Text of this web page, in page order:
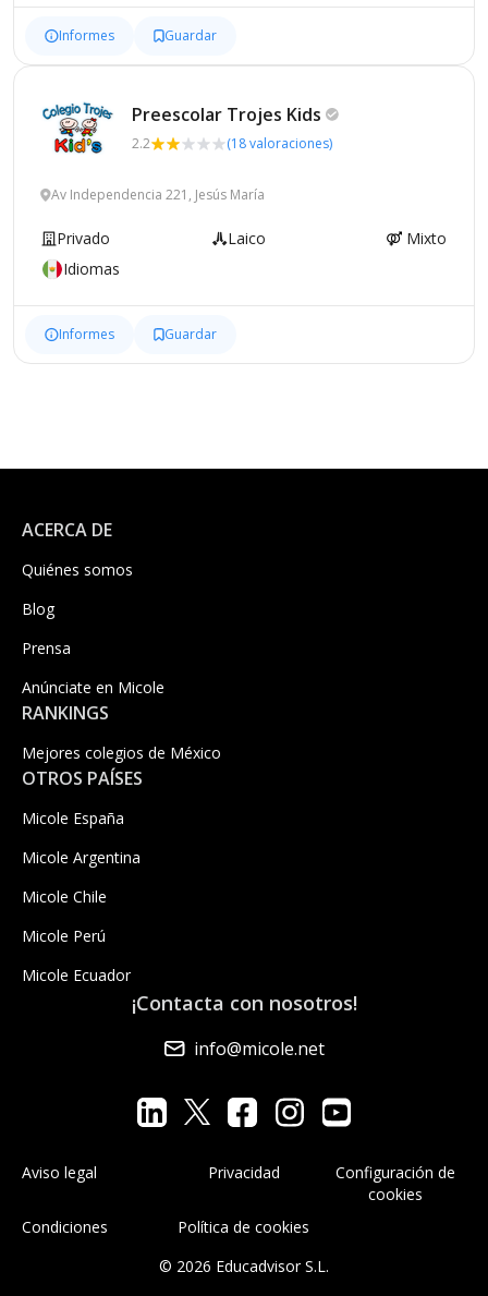
Informes Guardar
Preescolar Trojes Kids
2.2 (18 valoraciones)
Av Independencia 221, Jesús María
Privado Laico
Mixto
Idiomas
Informes Guardar
ACERCA DE
Quiénes somos
Blog
Prensa
Anúnciate en Micole
RANKINGS
Mejores colegios de México
OTROS PAÍSES
Micole España
Micole Argentina
Micole Chile
Micole Perú
Micole Ecuador
¡Contacta con nosotros!
info@micole.net
Aviso legal Privacidad
Configuración de
cookies
Condiciones
Política de cookies
© 2026 Educadvisor S.L.